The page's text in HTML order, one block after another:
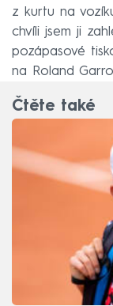
z kurtu na
chvíli jsem ji
pozápasové
na Roland
Čtěte také